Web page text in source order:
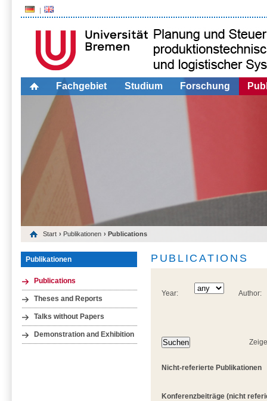
Fachgebiet Studium Forschung
Start › Publikationen › Publications
Publikationen
Publications
Theses and Reports
Talks without Papers
Demonstration and Exhibition
PUBLICATIONS
Year: Author:
Nicht-referierte Publikationen
Konferenzbeiträge (nicht